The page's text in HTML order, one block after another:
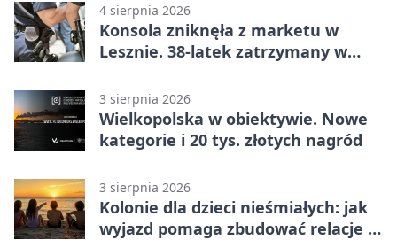
4 sierpnia 2026
Konsola zniknęła z marketu w
Lesznie. 38-latek zatrzymany w
3 sierpnia 2026
Wielkopolska w obiektywie. Nowe
kategorie i 20 tys. złotych nagród
3 sierpnia 2026
Kolonie dla dzieci nieśmiałych: jak
wyjazd pomaga zbudować relacje z